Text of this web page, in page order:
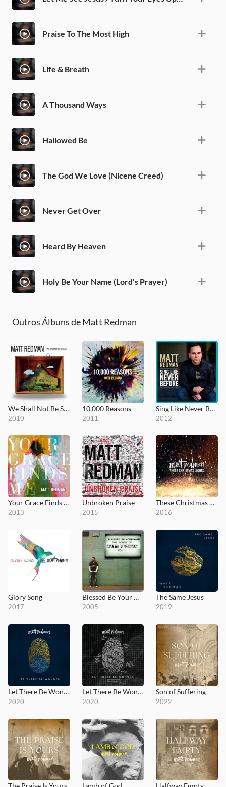
Praise To The Most High
Life & Breath
A Thousand Ways
Hallowed Be
The God We Love (Nicene Creed)
Never Get Over
Heard By Heaven
Holy Be Your Name (Lord's Prayer)
Outros Álbuns de Matt Redman
We Shall Not Be Shaken
2010
10,000 Reasons
2011
Sing Like Never Before
2012
Your Grace Finds Me
2013
Unbroken Praise
2015
These Christmas Lights
2016
Glory Song
2017
Blessed Be Your Name (The Songs of Matt Redman, Vol. 1)
2005
The Same Jesus
2019
Let There Be Wonder
2020
Let There Be Wonder (Acoustic)
2020
Son of Suffering
2022